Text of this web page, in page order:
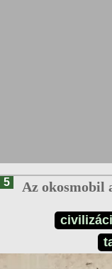
5 Az okosmobil